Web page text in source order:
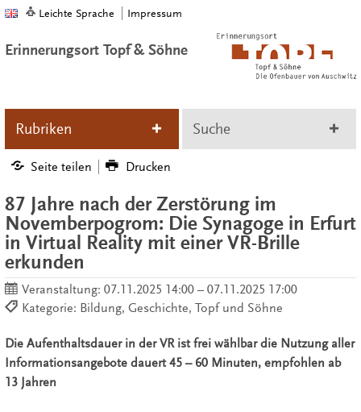
Leichte Sprache Impressum
Erinnerungsort Topf & Söhne
Rubriken Suche
Seite teilen Drucken
87 Jahre nach der Zerstörung im
Novemberpogrom: Die Synagoge in Erfurt
in Virtual Reality mit einer VR-Brille
erkunden
Veranstaltung: 07.11.2025 14:00 – 07.11.2025 17:00
Kategorie: Bildung, Geschichte, Topf und Söhne
Die Aufenthaltsdauer in der VR ist frei wählbar die Nutzung aller
Informationsangebote dauert 45 – 60 Minuten, empfohlen ab
13 Jahren